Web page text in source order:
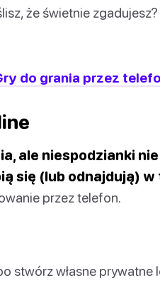
że świetnie
do grania przez
ale niespodzianki
się (lub odnajdują) w
przez telefon.
stwórz własne prywatne